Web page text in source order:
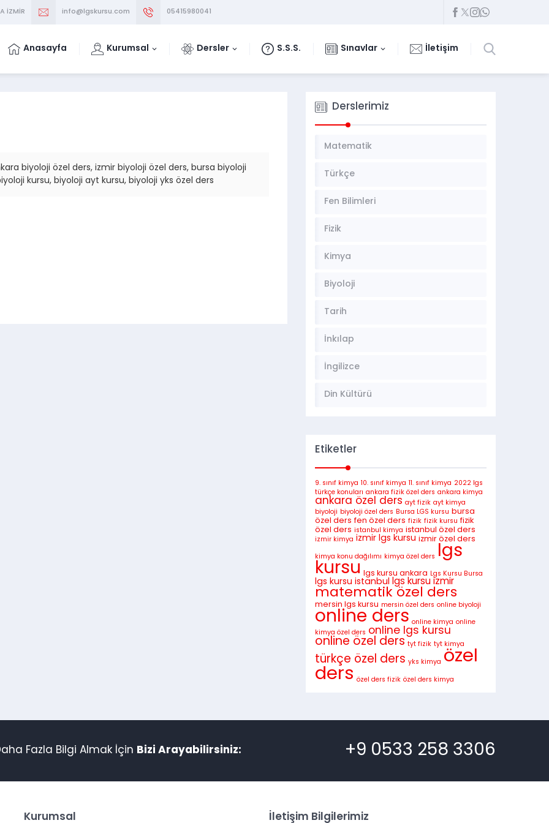
İZMİR info@lgskursu.com 05415980041
Anasayfa Kurumsal Dersler S.S.S. Sınavlar İletişim
biyoloji özel ders, izmir biyoloji özel ders, bursa biyoloji
kursu, biyoloji ayt kursu, biyoloji yks özel ders
Derslerimiz
Matematik
Türkçe
Fen Bilimleri
Fizik
Kimya
Biyoloji
Tarih
İnkılap
İngilizce
Din Kültürü
Etiketler
9. sınıf kimya 10. sınıf kimya 11. sınıf kimya 2022 lgs
türkçe konuları ankara fizik özel ders ankara kimya
ankara özel ders ayt fizik ayt kimya
biyoloji
biyoloji özel ders Bursa LGS kursu
bursa
özel ders fen özel ders fizik fizik kursu fizik
özel ders istanbul kimya istanbul özel ders
izmir kimya izmir lgs kursu izmir özel ders
kimya konu dağılımı kimya özel ders
lgs
kursu
lgs kursu ankara Lgs Kursu Bursa
lgs kursu istanbul lgs kursu izmir
matematik özel ders
mersin lgs kursu mersin özel ders online biyoloji
online ders online kimya online
kimya özel ders online lgs kursu
online özel ders tyt fizik tyt kimya
türkçe özel ders yks kimya özel
ders özel ders fizik özel ders kimya
Fazla Bilgi Almak İçin Bizi Arayabilirsiniz: +9 0533 258 3306
Kurumsal İletişim Bilgilerimiz